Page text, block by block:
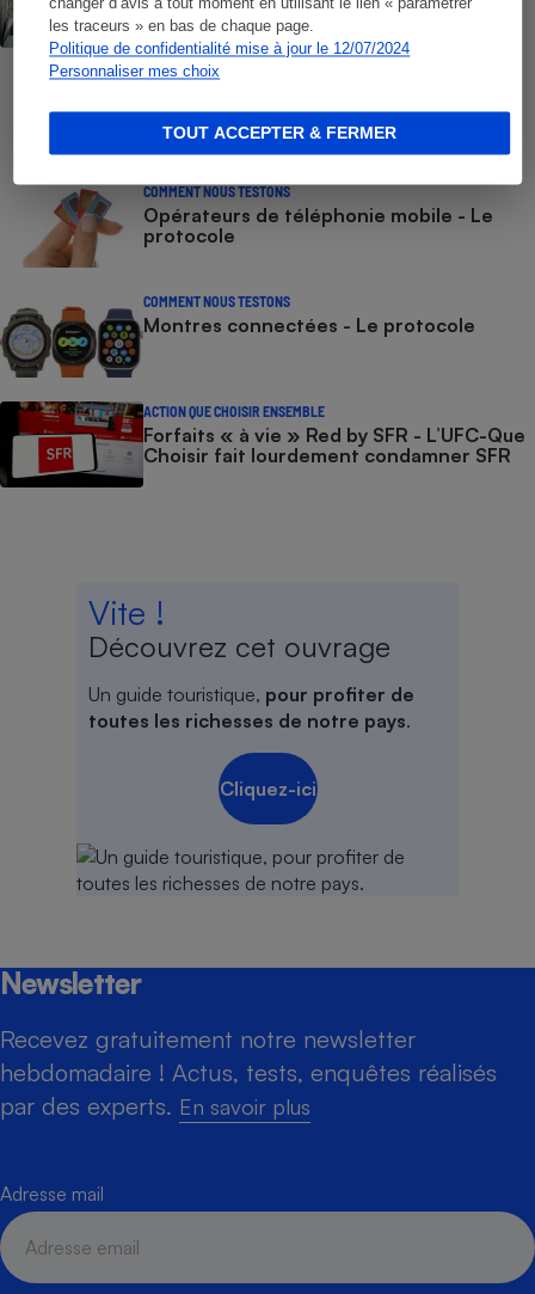
changer d’avis à tout moment en utilisant le lien « paramétrer
les traceurs » en bas de chaque page.
Politique de confidentialité mise à jour le 12/07/2024
Personnaliser mes choix
TOUT ACCEPTER & FERMER
liste des numéros non surtaxés
COMMENT NOUS TESTONS
Smartphones - Le protocole
COMMENT NOUS TESTONS
Opérateurs de téléphonie mobile - Le
protocole
COMMENT NOUS TESTONS
Montres connectées - Le protocole
ACTION QUE CHOISIR ENSEMBLE
Forfaits « à vie » Red by SFR - L’UFC-Que
Choisir fait lourdement condamner SFR
Vite !
Découvrez cet ouvrage
Un guide touristique, pour profiter de
toutes les richesses de notre pays.
Cliquez-ici
Newsletter
Recevez gratuitement notre newsletter
hebdomadaire ! Actus, tests, enquêtes réalisés
par des experts. En savoir plus
Adresse mail